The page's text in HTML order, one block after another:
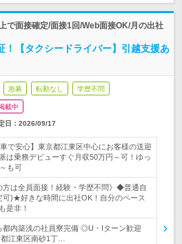
で面接確定/面接1回/Web面接OK/月の出社
！【タクシードライバー】引越支援あ
急募 転勤なし 学歴不問
載中
日： 2026/09/17
車で安心】東京都江東区中心にお客様の送迎
は乗務デビューすぐ月収50万円～可！ゆっ
も可
方は全員面接！経験・学歴不問》◆普通自
可)★好きな時間に出社OK！自分のペース
是非！
内築浅の社員寮完備 ◎U・Iターン歓迎
江東区南砂1丁…